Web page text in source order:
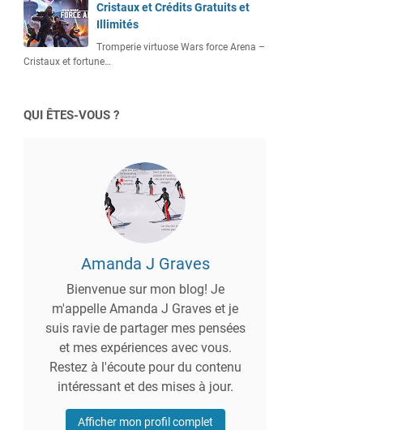
Cristaux et Crédits Gratuits et
Illimités
Tromperie virtuose Wars force Arena –
Cristaux et fortune…
QUI ÊTES-VOUS ?
Amanda J Graves
Bienvenue sur mon blog! Je
m'appelle Amanda J Graves et je
suis ravie de partager mes pensées
et mes expériences avec vous.
Restez à l'écoute pour du contenu
intéressant et des mises à jour.
Afficher mon profil complet